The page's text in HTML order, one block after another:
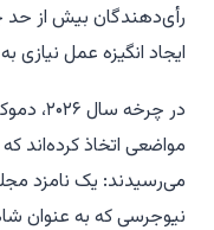
رأی‌دهندگان بیش از حد
ایجاد انگیزه عمل نیازی
در چرخه
مواضعی اتخاذ کرده‌اند
می‌رسیدند: یک نامزد
نیوجرسی که به